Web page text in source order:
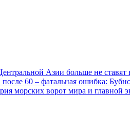
Азии больше не ставят
после 60 – фатальная ошибка:
морских ворот мира и главной